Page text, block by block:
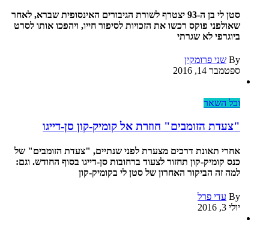
סטן לי בן ה-93 יצטרף לשורת הגיבורים האינסופית שברא, לאחר
שאולפני פוקס רכשו את הזכויות לסיפור חייו, ויהפכו אותו לסרט
ביוגרפי לא שגרתי
By שני פרומקין
ספטמבר 14, 2016
וכל השאר
"צעדת הזומבים" חוזרת אל קומיק-קון סן-דייגו
אחרי תאונת דרכים מצערת לפני שנתיים, "צעדת הזומבים" של
כנס קומיק-קון תחזור לצעוד ברחובות סן-דייגו בסוף החודש. וגם:
למה זה הביקור האחרון של סטן לי בקומיק-קון
By עדי פרל
יולי 3, 2016